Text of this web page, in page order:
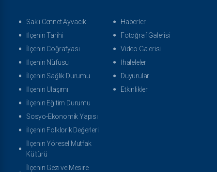
Saklı Cennet Ayvacık
İlçenin Tarihi
İlçenin Coğrafyası
İlçenin Nüfusu
İlçenin Sağlık Durumu
İlçenin Ulaşımı
İlçenin Eğitim Durumu
Sosyo-Ekonomik Yapısı
İlçenin Folklorik Değerleri
İlçenin Yöresel Mutfak
Kültürü
İlçenin Gezi ve Mesire
Haberler
Fotoğraf Galerisi
Video Galerisi
İhaleleler
Duyurular
Etkinlikler